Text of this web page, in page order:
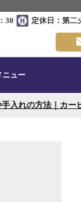
30 定休日：第二
ニュー
入れの方法｜カー